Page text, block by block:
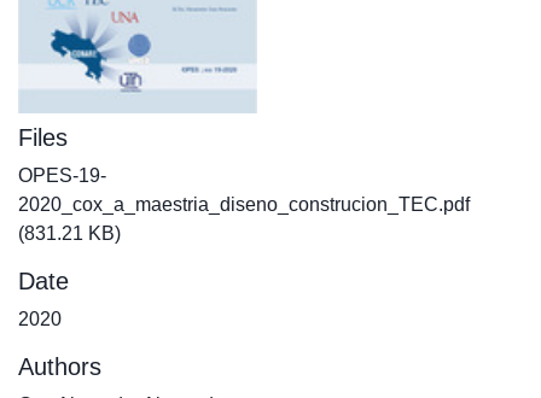
Files
OPES-19-
2020_cox_a_maestria_diseno_construcion_TEC.pdf
(831.21 KB)
Date
2020
Authors